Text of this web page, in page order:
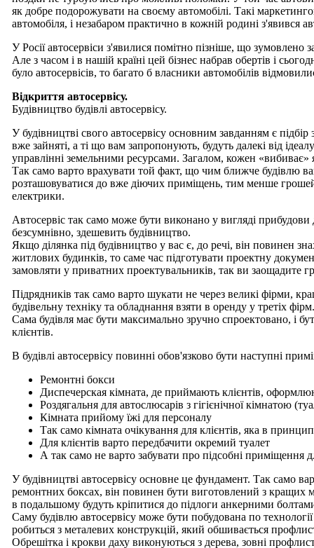
як добре подорожувати на своєму автомобілі. Такі
автомобіля, і незабаром практично в кожній родині з'явився
У Росії автосервіси з'явилися помітно пізніше, що зумовлено
Але з часом і в нашій країні цей бізнес набрав обертів і
було автосервісів, то багато б власники автомобілів
Відкриття автосервісу.
Будівництво будівлі автосервісу.
У будівництві свого автосервісу основним завданням є
вже зайняті, а ті що вам запропонують, будуть далекі від
управлінні земельними ресурсами. Загалом, кожен
Так само варто врахувати той факт, що чим ближче будівлю
розташовуватися до вже діючих приміщень, тим менше
електрики.
Автосервіс так само може бути виконано у вигляді
безсумнівно, здешевить будівництво.
Якщо ділянка під будівництво у вас є, до речі, він повинен
житлових будинків, то саме час підготувати проектну
замовляти у приватних проектувальників, так ви заощадите
Підрядників так само варто шукати не через великі фірми,
будівельну техніку та обладнання взяти в оренду у третіх
Сама будівля має бути максимально зручно спроектовано, і
клієнтів.
В будівлі автосервісу повинні обов'язково бути наступні
Ремонтні бокси
Диспечерская кімната, де приймають клієнтів,
Роздягальня для автослюсарів з гігієнічної кімнатою
Кімната прийому їжі для персоналу
Так само кімната очікування для клієнтів, яка в
Для клієнтів варто передбачити окремий туалет
А так само не варто забувати про підсобні приміщення
У будівництві автосервісу основне це фундамент. Так само
ремонтних боксах, він повинен бути виготовлений з кращих
в подальшому будуть кріпитися до підлоги анкерними
Саму будівлю автосервісу може бути побудована по
робиться з металевих конструкцій, який обшивається
Обрешітка і крокви даху виконуються з дерева, зовні